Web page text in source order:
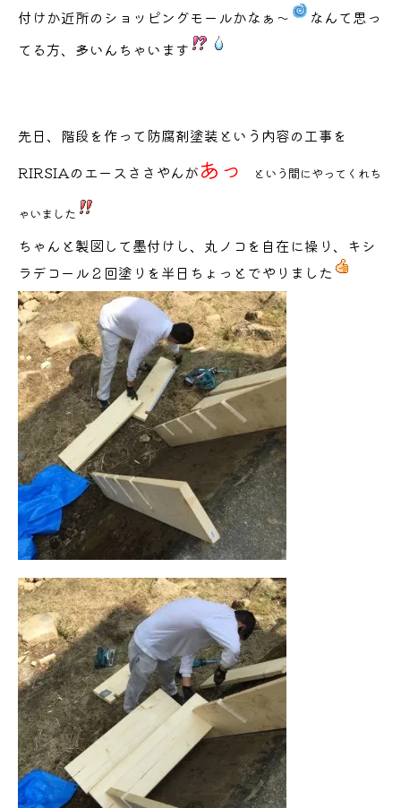
付けか近所のショッピングモールかなぁ～
なんて思っ
てる方、多いんちゃいます
先日、階段を作って防腐剤塗装という内容の工事を
RIRSIAのエースささやんがあ っ という間にやってくれち
ゃいました
ちゃんと製図して墨付けし、丸ノコを自在に操り、キシ
ラデコール２回塗りを半日ちょっとでやりました